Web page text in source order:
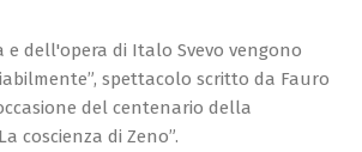
e dell'opera di Italo Svevo vengono
spettacolo scritto da Fauro
del centenario della
coscienza di Zeno”.